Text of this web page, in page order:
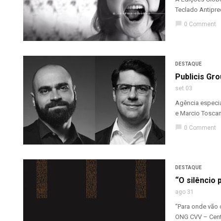
Teclado
chat_bubble 0 Comment
DESTAQUE
Publicis
set 03
Agência
e Marcio
chat_bubble 0 Comment
DESTAQUE
“O silêncio
ago 31
“Para onde
ONG CVV –